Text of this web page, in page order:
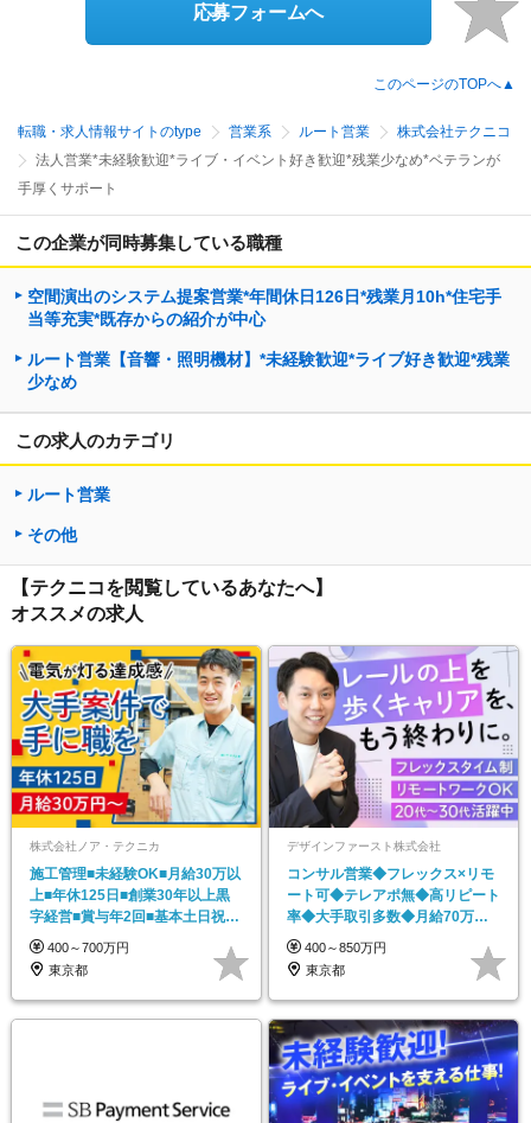
応募フォームへ
このページのTOPへ▲
転職・求人情報サイトのtype 営業系 ルート営業
株式会社テクニコ
法人営業*未経験歓迎*ライブ・イベント好き歓迎*残業少なめ*ベテランが
手厚くサポート
この企業が同時募集している職種
空間演出のシステム提案営業*年間休日126日*残業月10h*住宅手
当等充実*既存からの紹介が中心
ルート営業【音響・照明機材】*未経験歓迎*ライブ好き歓迎*残業
少なめ
この求人のカテゴリ
ルート営業
その他
【テクニコを閲覧しているあなたへ】
オススメの求人
株式会社ノア・テクニカ
施工管理■未経験OK■月給30万以
上■年休125日■創業30年以上黒
字経営■賞与年2回■基本土日祝休
み
400～700万円
東京都
デザインファースト株式会社
コンサル営業◆フレックス×リモ
ート可◆テレアポ無◆高リピート
率◆大手取引多数◆月給70万も
可◆賞与・インセン有
400～850万円
東京都